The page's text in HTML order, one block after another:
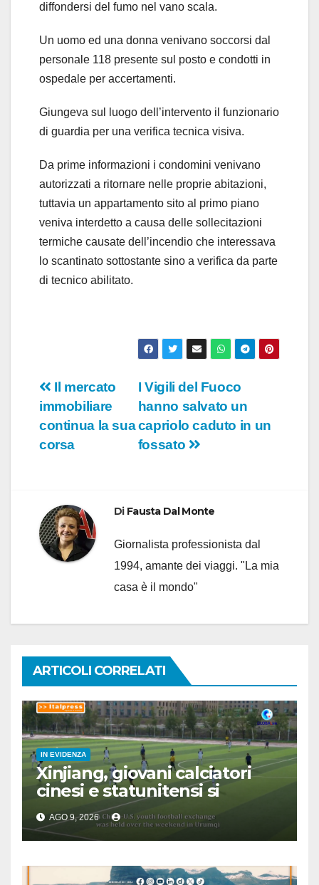
diffondersi del fumo nel vano scala.
Un uomo ed una donna venivano soccorsi dal
personale 118 presente sul posto e condotti in
ospedale per accertamenti.
Giungeva sul luogo dell’intervento il funzionario
di guardia per una verifica tecnica visiva.
Da prime informazioni i condomini venivano
autorizzati a ritornare nelle proprie abitazioni,
tuttavia un appartamento sito al primo piano
veniva interdetto a causa delle sollecitazioni
termiche causate dell’incendio che interessava
lo scantinato sottostante sino a verifica da parte
di tecnico abilitato.
Navigazione
articoli
I Vigili del Fuoco
hanno salvato un
capriolo caduto in un
fossato
Il mercato
immobiliare
continua la sua
corsa
Di Fausta Dal Monte
Giornalista professionista dal
1994, amante dei viaggi. "La mia
casa è il mondo"
ARTICOLI CORRELATI
IN EVIDENZA
Xinjiang, giovani calciatori
cinesi e statunitensi si
incontrano grazie a sport
AGO 9, 2026